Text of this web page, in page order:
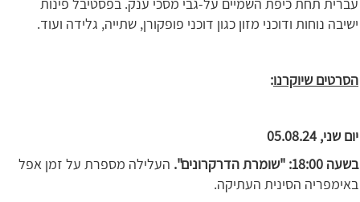
עברית תחת כיפת השמיים על-גבי מסכי ענק. בפסטיבל פינות
ישיבה נוחות ודוכני מזון כגון דוכני פופקורן, שתייה, גלידה ועוד.
הסרטים שיוקרנו:
יום שני, 05.08.24
בשעה 18:00: "שומרת הדרקרונים".
העלילה מספרת על זמן אפל
באימפריה הסינית העתיקה.